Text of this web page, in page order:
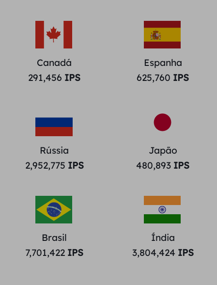
Canadá
291,456 IPS
Espanha
625,760 IPS
Rússia
2,952,775 IPS
Japão
480,893 IPS
Brasil
7,701,422 IPS
Índia
3,804,424 IPS